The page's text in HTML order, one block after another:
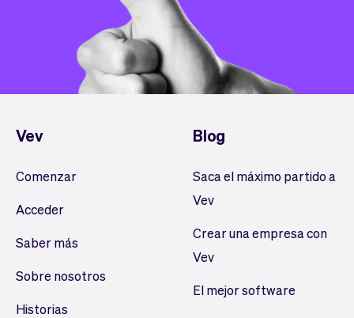
Vev
Comenzar
Acceder
Saber más
Sobre nosotros
Historias
Blog
Saca el máximo partido a
Vev
Crear una empresa con
Vev
El mejor software